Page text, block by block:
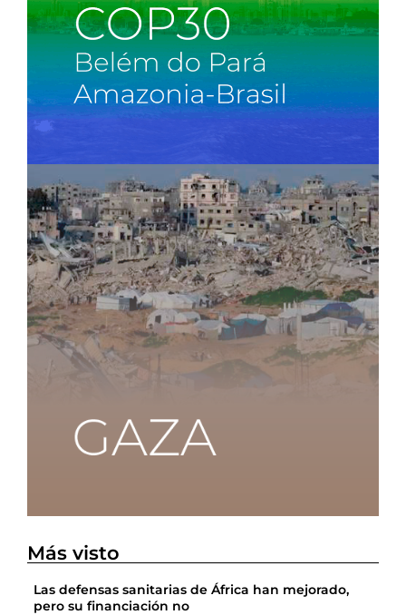
Más visto
Las defensas sanitarias de África han mejorado,
pero su financiación no